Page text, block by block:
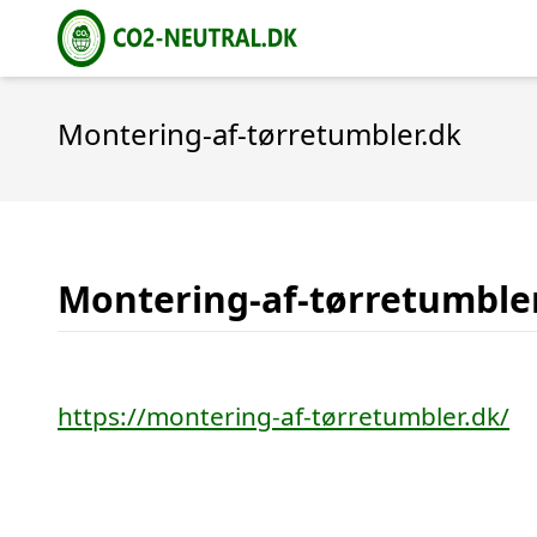
Montering-af-tørretumbler.dk
Montering-af-
https://montering-af-tørretumbler.dk/